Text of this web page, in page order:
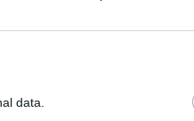
data.
και τη